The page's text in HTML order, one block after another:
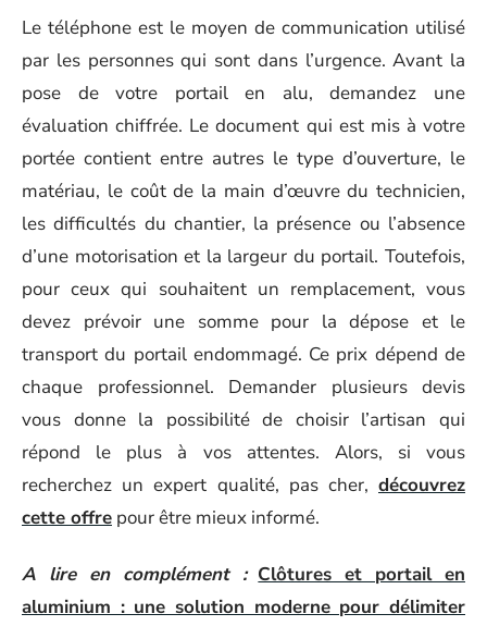
Le téléphone est le moyen de communication utilisé
par les personnes qui sont dans l’urgence. Avant la
pose de votre portail en alu, demandez une
évaluation chiffrée. Le document qui est mis à votre
portée contient entre autres le type d’ouverture, le
matériau, le coût de la main d’œuvre du technicien,
les difficultés du chantier, la présence ou l’absence
d’une motorisation et la largeur du portail. Toutefois,
pour ceux qui souhaitent un remplacement, vous
devez prévoir une somme pour la dépose et le
transport du portail endommagé. Ce prix dépend de
chaque professionnel. Demander plusieurs devis
vous donne la possibilité de choisir l’artisan qui
répond le plus à vos attentes. Alors, si vous
recherchez un expert qualité, pas cher, découvrez
cette offre pour être mieux informé.
A lire en complément : Clôtures et portail en
aluminium : une solution moderne pour délimiter